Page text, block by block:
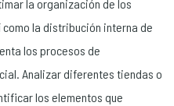
la organización de los
la distribución interna de
los procesos de
Analizar diferentes tiendas o
los elementos que